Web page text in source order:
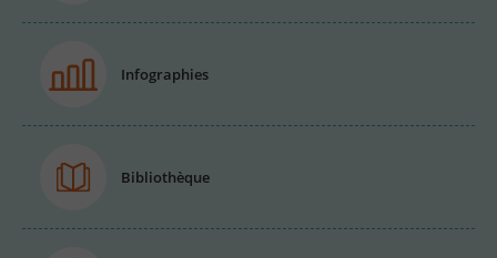
Infographies
Bibliothèque